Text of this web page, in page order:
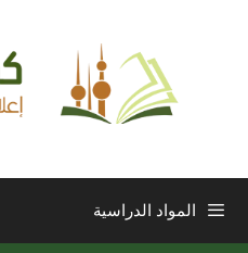
المواد الدراسية